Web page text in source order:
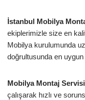
İstanbul Mobilya
ekiplerimizle size en
Mobilya kurulumunda
doğrultusunda en
Mobilya Montaj Servisi
çalışarak hızlı ve